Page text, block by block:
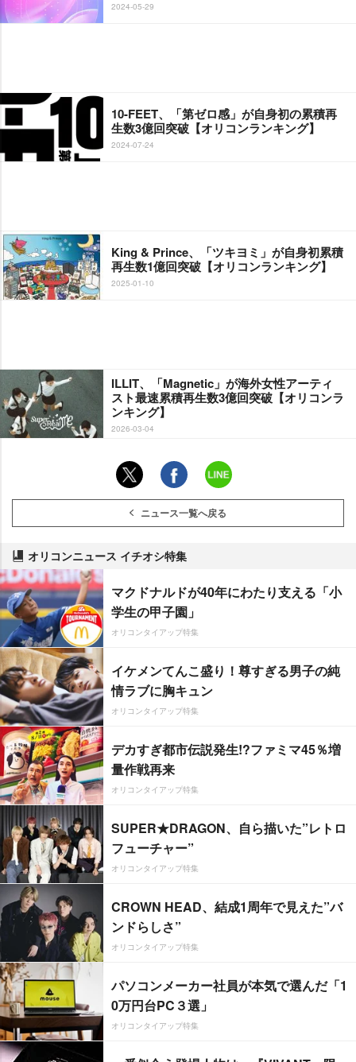
2024-05-29
10-FEET、「第ゼロ感」が自身初の累積再
生数3億回突破【オリコンランキング】
2024-07-24
King & Prince、「ツキヨミ」が自身初累積
再生数1億回突破【オリコンランキング】
2025-01-10
ILLIT、「Magnetic」が海外女性アーティ
スト最速累積再生数3億回突破【オリコンラ
ンキング】
2026-03-04
ニュース一覧へ戻る
オリコンニュース イチオシ特集
マクドナルドが40年にわたり支える「小
学生の甲子園」
オリコンタイアップ特集
イケメンてんこ盛り！尊すぎる男子の純
情ラブに胸キュン
オリコンタイアップ特集
デカすぎ都市伝説発生!?ファミマ45％増
量作戦再来
オリコンタイアップ特集
SUPER★DRAGON、自ら描いた”レトロ
フューチャー”
オリコンタイアップ特集
CROWN HEAD、結成1周年で見えた”バ
ンドらしさ”
オリコンタイアップ特集
パソコンメーカー社員が本気で選んだ「1
0万円台PC３選」
オリコンタイアップ特集